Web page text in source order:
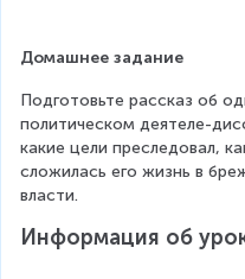
Домашнее задание
Подготовьте рассказ об
политическом деятеле-
какие цели преследовал,
сложилась его жизнь в
власти.
Информация об